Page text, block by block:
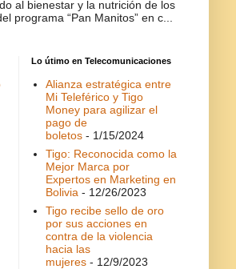
al bienestar y la nutrición de los
programa “Pan Manitos” en c...
Lo útimo en Telecomunicaciones
Alianza estratégica entre
Mi Teleférico y Tigo
Money para agilizar el
pago de
boletos- 1/15/2024
Tigo: Reconocida como la
Mejor Marca por
Expertos en Marketing en
Bolivia - 12/26/2023
Tigo recibe sello de oro
por sus acciones en
contra de la violencia
hacia las
mujeres- 12/9/2023